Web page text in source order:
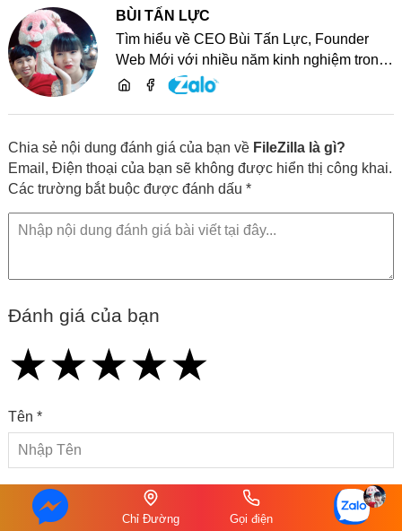
BÙI TẤN LỰC
Tìm hiểu về CEO Bùi Tấn Lực, Founder
Web Mới với nhiều năm kinh nghiệm trong
lĩnh vực phát triển website, SEO và chia sẻ
Chia sẻ nội dung đánh giá của bạn về FileZilla là gì?
Email, Điện thoại của bạn sẽ không được hiển thị công khai.
Các trường bắt buộc được đánh dấu *
Đánh giá của bạn
★
★★
★★★
★★★★
★★★★★
Tên *
Email
Chỉ Đường Gọi điện